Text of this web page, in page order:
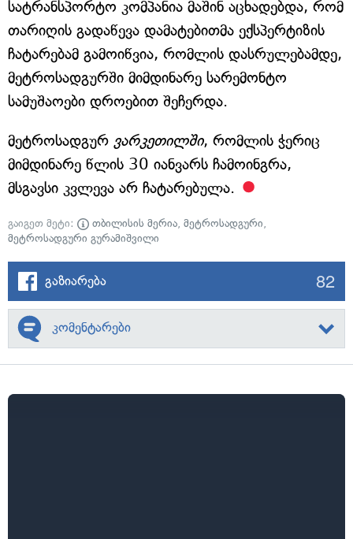
სატრანსპორტო კომპანია მაშინ აცხადებდა, რომ
თარიღის გადაწევა დამატებითმა ექსპერტიზის
ჩატარებამ გამოიწვია, რომლის დასრულებამდე,
მეტროსადგურში მიმდინარე სარემონტო
სამუშაოები დროებით შეჩერდა.
მეტროსადგურ ვარკეთილში, რომლის ჭერიც
მიმდინარე წლის 30 იანვარს ჩამოინგრა,
მსგავსი კვლევა არ ჩატარებულა.
გაიგეთ მეტი: თბილისის მერია, მეტროსადგური,
მეტროსადგური გურამიშვილი
გაზიარება 82
კომენტარები